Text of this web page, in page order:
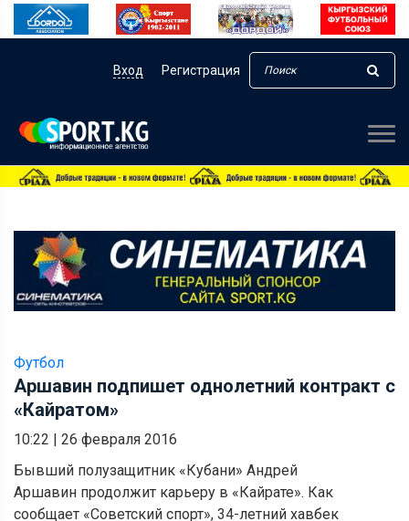
Вход Регистрация
Футбол
Аршавин подпишет однолетний контракт с
«Кайратом»
10:22 | 26 февраля 2016
Бывший полузащитник «Кубани» Андрей
Аршавин продолжит карьеру в «Кайрате». Как
сообщает «Советский спорт», 34-летний хавбек